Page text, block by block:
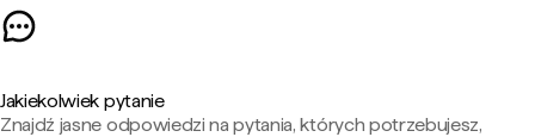
Jakiekolwiek pytanie
Znajdź jasne odpowiedzi na pytania, których potrzebujesz,